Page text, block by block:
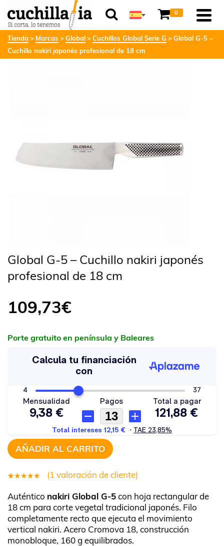
0
Tienda Marcas Global Cuchillos Global Serie G
Global G-5 –
Cuchillo nakiri japonés profesional de 18 cm
Global G-5 – Cuchillo nakiri japonés
profesional de 18 cm
109,73€
Porte gratuito en península y Baleares
AÑADIR AL CARRITO
5.00sobre
5 basado
en
puntuación
(1 valoración de cliente)
Auténtico nakiri Global G-5con hoja rectangular de
18 cm para corte vegetal tradicional japonés. Filo
completamente recto que ejecuta el movimiento
vertical nakiri. Acero Cromova 18, construcción
monobloque, 160 g equilibrados.